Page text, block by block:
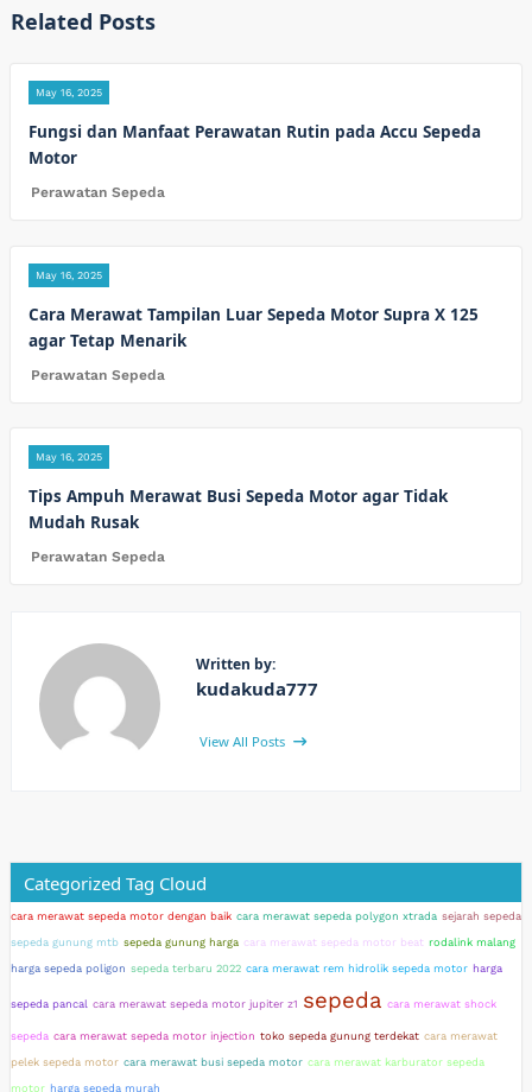
Related Posts
May 16, 2025
Fungsi dan Manfaat Perawatan Rutin pada Accu Sepeda
Motor
Perawatan Sepeda
May 16, 2025
Cara Merawat Tampilan Luar Sepeda Motor Supra X 125
agar Tetap Menarik
Perawatan Sepeda
May 16, 2025
Tips Ampuh Merawat Busi Sepeda Motor agar Tidak
Mudah Rusak
Perawatan Sepeda
Written by:
kudakuda777
View All Posts
Categorized Tag Cloud
cara merawat sepeda motor dengan baik cara merawat sepeda polygon xtrada sejarah sepeda
sepeda gunung mtb sepeda gunung harga cara merawat sepeda motor beat rodalink malang
harga sepeda poligon sepeda terbaru 2022 cara merawat rem hidrolik sepeda motor harga
sepeda pancal cara merawat sepeda motor jupiter z1 sepeda cara merawat shock
sepeda cara merawat sepeda motor injection toko sepeda gunung terdekat cara merawat
pelek sepeda motor cara merawat busi sepeda motor cara merawat karburator sepeda
motor harga sepeda murah